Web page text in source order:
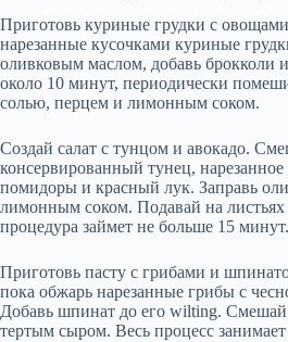
Приготовь куриные грудки с
нарезанные кусочками куриные
оливковым маслом, добавь брокколи
около 10 минут, периодически
солью, перцем и лимонным соком.
Создай салат с тунцом и авокадо.
консервированный тунец, нарезанное
помидоры и красный лук. Заправь
лимонным соком. Подавай на листьях
процедура займет не больше 15 минут.
Приготовь пасту с грибами и
пока обжарь нарезанные грибы с
Добавь шпинат до его wilting.
тертым сыром. Весь процесс